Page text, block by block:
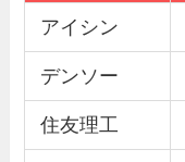
アイシン
デンソー
住友理工